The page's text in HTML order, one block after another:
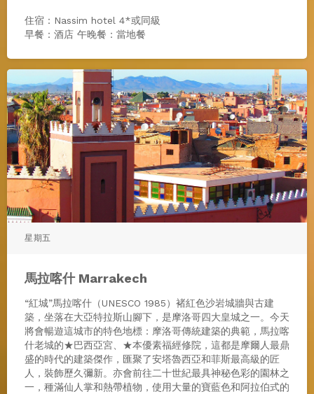
住宿：Nassim hotel 4*或同級
早餐：酒店 午晚餐：當地餐
星期五
馬拉喀什 Marrakech
“紅城”馬拉喀什（UNESCO 1985）褚紅⾊沙岩城牆與古建
築，坐落在⼤亞特拉斯⼭腳下，是摩洛哥四大皇城之一。今天
將會暢遊這城市的特色地標：摩洛哥傳統建築的典範，馬拉喀
什老城的★巴西亞宮、★本優素福經修院，這都是摩爾人最鼎
盛的時代的建築傑作，匯聚了安塔魯西亞和菲斯最高級的匠
人，裝飾歷久彌新。亦會前往二十世紀最具神秘色彩的園林之
一，種滿仙⼈掌和熱帶植物，使⽤⼤量的寶藍⾊和阿拉伯式的